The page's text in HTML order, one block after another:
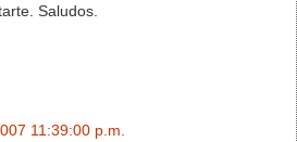
Saludos.
11:39:00 p.m.